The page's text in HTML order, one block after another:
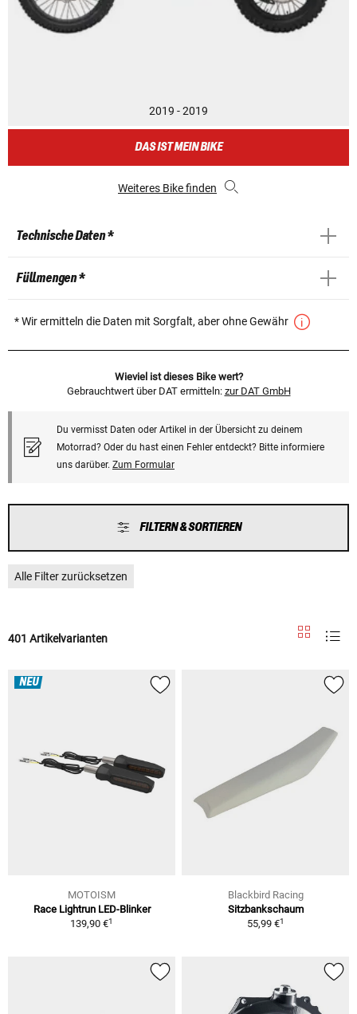
2019 - 2019
DAS IST MEIN BIKE
Weiteres Bike finden
Technische Daten *
Füllmengen *
* Wir ermitteln die Daten mit Sorgfalt, aber ohne Gewähr
Wieviel ist dieses Bike wert?
Gebrauchtwert über DAT ermitteln: zur DAT GmbH
Du vermisst Daten oder Artikel in der Übersicht zu deinem
Motorrad? Oder du hast einen Fehler entdeckt? Bitte informiere
uns darüber. Zum Formular
FILTERN & SORTIEREN
Alle Filter zurücksetzen
401 Artikelvarianten
NEU
MOTOISM
Race Lightrun LED-Blinker
139,90 €1
Blackbird Racing
Sitzbankschaum
55,99 €1